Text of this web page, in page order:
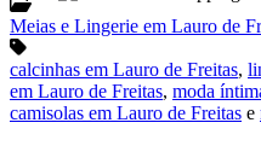
Meias e Lingerie em Lauro de
calcinhas em Lauro de Freitas,
em Lauro de Freitas, moda
camisolas em Lauro de Freitas e